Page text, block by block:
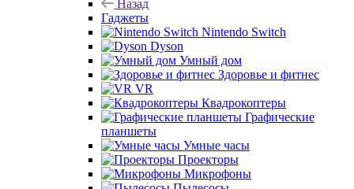
Назад
Гаджеты
Nintendo Switch
Dyson
Умный дом
Здоровье и фитнес
VR
Квадрокоптеры
Графические
планшеты
Умные часы
Проекторы
Микрофоны